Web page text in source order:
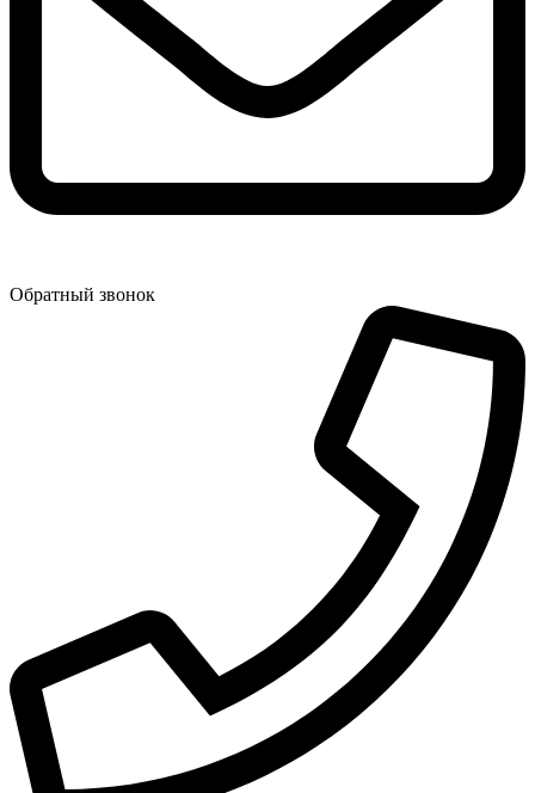
Обратный звонок